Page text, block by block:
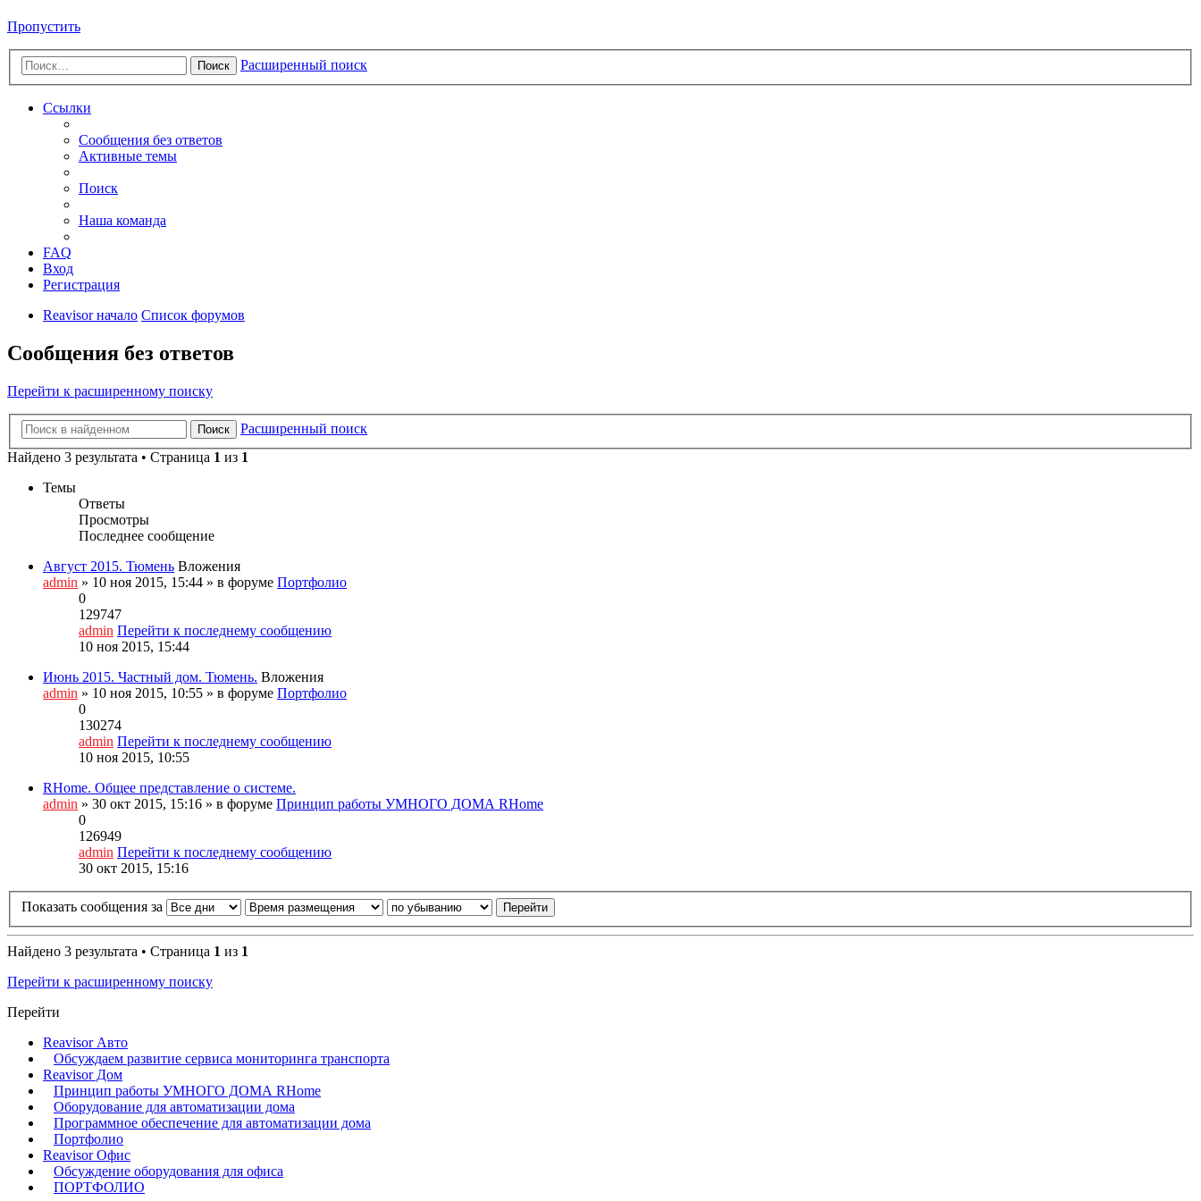
Пропустить
Поиск Расширенный поиск
Ссылки
Сообщения без ответов
Активные темы
Поиск
Наша команда
FAQ
Вход
Регистрация
Reavisor начало Список форумов
Сообщения без ответов
Перейти к расширенному поиску
Поиск
Расширенный поиск
Найдено 3 результата • Страница 1 из 1
Темы
Ответы
Просмотры
Последнее сообщение
Август 2015. Тюмень Вложения
admin » 10 ноя 2015, 15:44 » в форуме Портфолио
0
129747
admin Перейти к последнему сообщению
10 ноя 2015, 15:44
Июнь 2015. Частный дом. Тюмень. Вложения
admin » 10 ноя 2015, 10:55 » в форуме Портфолио
0
130274
admin Перейти к последнему сообщению
10 ноя 2015, 10:55
RHome. Общее представление о системе.
admin » 30 окт 2015, 15:16 » в форуме Принцип работы УМНОГО ДОМА RHome
0
126949
admin Перейти к последнему сообщению
30 окт 2015, 15:16
Показать сообщения за
Найдено 3 результата • Страница 1 из 1
Перейти к расширенному поиску
Перейти
Reavisor Авто
Обсуждаем развитие сервиса мониторинга транспорта
Reavisor Дом
Принцип работы УМНОГО ДОМА RHome
Оборудование для автоматизации дома
Программное обеспечение для автоматизации дома
Портфолио
Reavisor Офис
Обсуждение оборудования для офиса
ПОРТФОЛИО